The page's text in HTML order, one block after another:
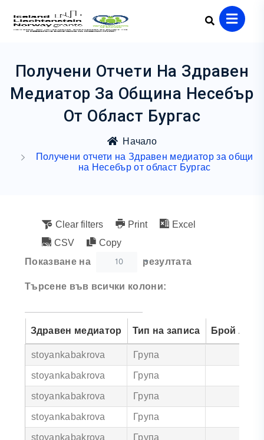
Получени Отчети На Здравен
Медиатор За Община Несебър
От Област Бургас
Начало
Получени отчети на Здравен медиатор за общи
на Несебър от област Бургас
Clear filters Print
Excel
CSV
Copy
Показване на
10 резултата
Търсене във всички колони:
Здравен медиатор Тип на записа Брой лица
stoyankabakrova Група
stoyankabakrova Група
stoyankabakrova Група
stoyankabakrova Група
stoyankabakrova Група